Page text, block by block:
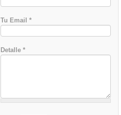
Tu Email*
Detalle*